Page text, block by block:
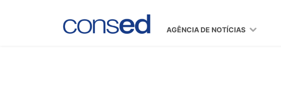
AGÊNCIA DE NOTÍCIAS